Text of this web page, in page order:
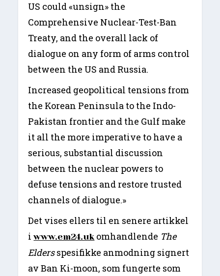
US could «unsign» the
Comprehensive Nuclear-Test-Ban
Treaty, and the overall lack of
dialogue on any form of arms control
between the US and Russia.
Increased geopolitical tensions from
the Korean Peninsula to the Indo-
Pakistan frontier and the Gulf make
it all the more imperative to have a
serious, substantial discussion
between the nuclear powers to
defuse tensions and restore trusted
channels of dialogue.»
Det vises ellers til en senere artikkel
iwww.em24.ukomhandlende The
Eldersspesifikke anmodning signert
av Ban Ki-moon, som fungerte som